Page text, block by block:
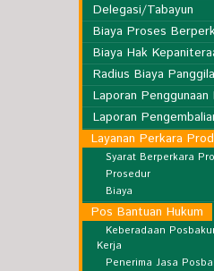
Delegasi/Tabayun
Biaya Proses
Biaya Hak
Radius Biaya
Laporan
Laporan
Layanan Perkara
Syarat Berperkara
Prosedur
Biaya
Pos Bantuan Hukum
Keberadaan
Kerja
Penerima Jasa